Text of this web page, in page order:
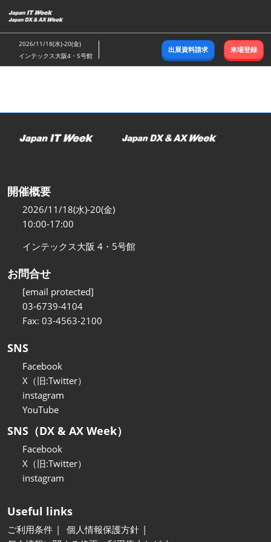
キ
ッ
し
む
2026/11/18(水)-20(金)
インテックス大阪4・5号館
出展資料請求 来場登録
開催概要
2026/11/18(水)-20(金)
10:00-17:00
インテックス大阪 4・5号館
お問合せ
[email protected]
03-6739-4104
Fax: 03-4563-2100
SNS
Facebook
X（旧:Twitter）
instagram
YouTube
SNS（DX & AX Week）
Facebook
X（旧:Twitter）
instagram
Useful links
ご利用条件
個人情報保護方針